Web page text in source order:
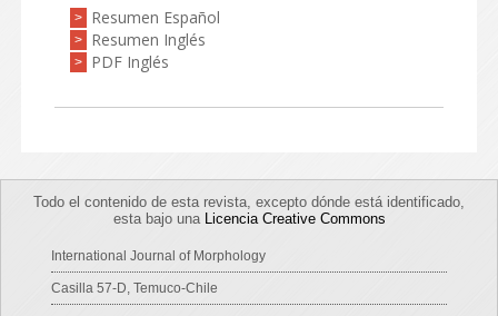
> Resumen Español
> Resumen Inglés
> PDF Inglés
Todo el contenido de esta revista, excepto dónde está identificado,
esta bajo una Licencia Creative Commons
International Journal of Morphology
Casilla 57-D, Temuco-Chile